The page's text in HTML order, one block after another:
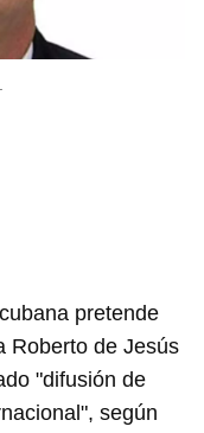
pretende
Roberto de Jesús
"difusión de
según